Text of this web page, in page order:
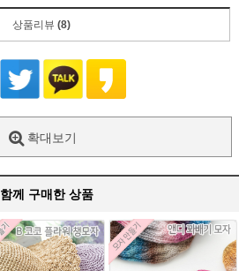
상품리뷰 (8)
확대보기
함께 구매한 상품